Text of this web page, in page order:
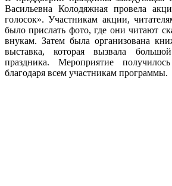
Васильевна Колодяжная провела
голосок». Участникам акции,
было прислать фото, где они читают
внукам. Затем была организована
выставка, которая вызвала
праздника. Мероприятие
благодаря всем участникам программы.